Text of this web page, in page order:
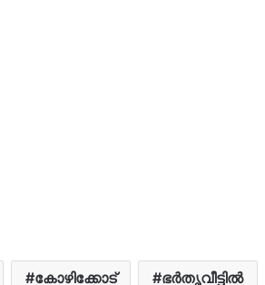
കോഴിക്കോട് ഭര്‍തൃവീട്ടില്‍